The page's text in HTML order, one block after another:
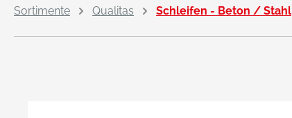
Sortimente Qualitas Schleifen - Beton / Stahl